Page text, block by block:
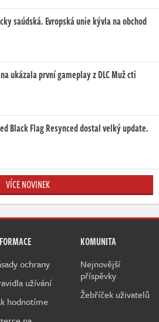
saúdská. Evropská unie kývla na obchod
ukázala první gameplay z DLC Muž cti
Black Flag Resynced dostal velký update.
VÍCE NOVINEK
ochrany
užívání
hodnotíme
KOMUNITA
Nejnovější
příspěvky
Žebříček uživatelů